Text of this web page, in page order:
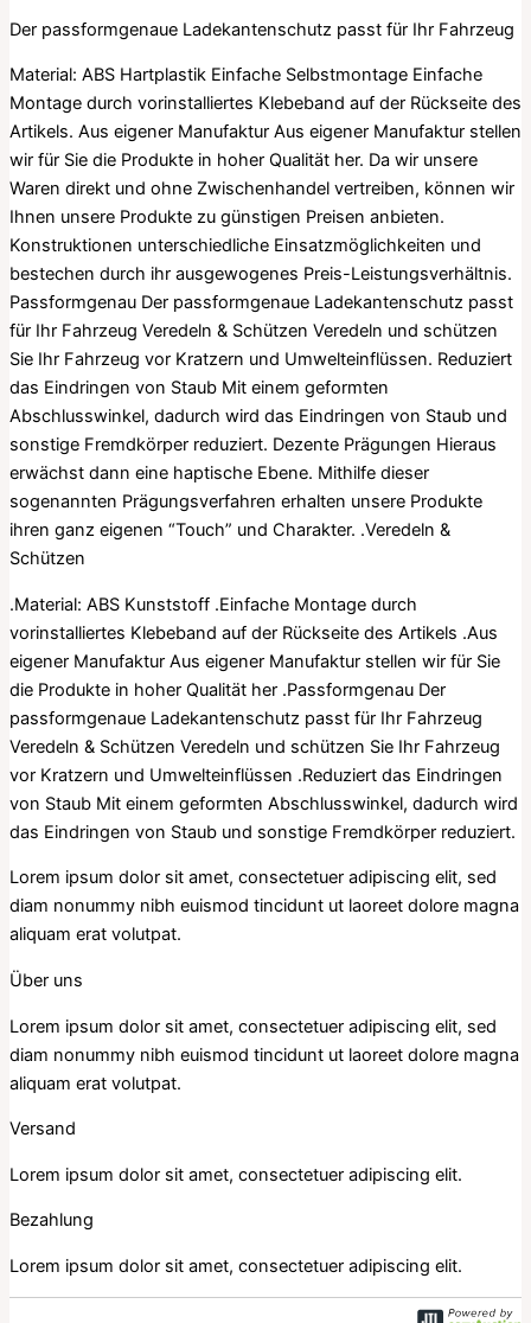
Der passformgenaue Ladekantenschutz passt für Ihr Fahrzeug
Material: ABS Hartplastik Einfache Selbstmontage Einfache
Montage durch vorinstalliertes Klebeband auf der Rückseite des
Artikels. Aus eigener Manufaktur Aus eigener Manufaktur stellen
wir für Sie die Produkte in hoher Qualität her. Da wir unsere
Waren direkt und ohne Zwischenhandel vertreiben, können wir
Ihnen unsere Produkte zu günstigen Preisen anbieten.
Konstruktionen unterschiedliche Einsatzmöglichkeiten und
bestechen durch ihr ausgewogenes Preis-Leistungsverhältnis.
Passformgenau Der passformgenaue Ladekantenschutz passt
für Ihr Fahrzeug Veredeln & Schützen Veredeln und schützen
Sie Ihr Fahrzeug vor Kratzern und Umwelteinflüssen. Reduziert
das Eindringen von Staub Mit einem geformten
Abschlusswinkel, dadurch wird das Eindringen von Staub und
sonstige Fremdkörper reduziert. Dezente Prägungen Hieraus
erwächst dann eine haptische Ebene. Mithilfe dieser
sogenannten Prägungsverfahren erhalten unsere Produkte
ihren ganz eigenen “Touch” und Charakter. .Veredeln &
Schützen
.Material: ABS Kunststoff .Einfache Montage durch
vorinstalliertes Klebeband auf der Rückseite des Artikels .Aus
eigener Manufaktur Aus eigener Manufaktur stellen wir für Sie
die Produkte in hoher Qualität her .Passformgenau Der
passformgenaue Ladekantenschutz passt für Ihr Fahrzeug
Veredeln & Schützen Veredeln und schützen Sie Ihr Fahrzeug
vor Kratzern und Umwelteinflüssen .Reduziert das Eindringen
von Staub Mit einem geformten Abschlusswinkel, dadurch wird
das Eindringen von Staub und sonstige Fremdkörper reduziert.
Lorem ipsum dolor sit amet, consectetuer adipiscing elit, sed
diam nonummy nibh euismod tincidunt ut laoreet dolore magna
aliquam erat volutpat.
Über uns
Lorem ipsum dolor sit amet, consectetuer adipiscing elit, sed
diam nonummy nibh euismod tincidunt ut laoreet dolore magna
aliquam erat volutpat.
Versand
Lorem ipsum dolor sit amet, consectetuer adipiscing elit.
Bezahlung
Lorem ipsum dolor sit amet, consectetuer adipiscing elit.